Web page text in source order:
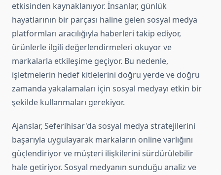
etkisinden kaynaklanıyor. İnsanlar, günlük
hayatlarının bir parçası haline gelen sosyal medya
platformları aracılığıyla haberleri takip ediyor,
ürünlerle ilgili değerlendirmeleri okuyor ve
markalarla etkileşime geçiyor. Bu nedenle,
işletmelerin hedef kitlelerini doğru yerde ve doğru
zamanda yakalamaları için sosyal medyayı etkin bir
şekilde kullanmaları gerekiyor.
Ajanslar, Seferihisar'da sosyal medya stratejilerini
başarıyla uygulayarak markaların online varlığını
güçlendiriyor ve müşteri ilişkilerini sürdürülebilir
hale getiriyor. Sosyal medyanın sunduğu analiz ve